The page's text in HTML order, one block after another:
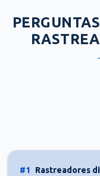
#1 Rastreadores